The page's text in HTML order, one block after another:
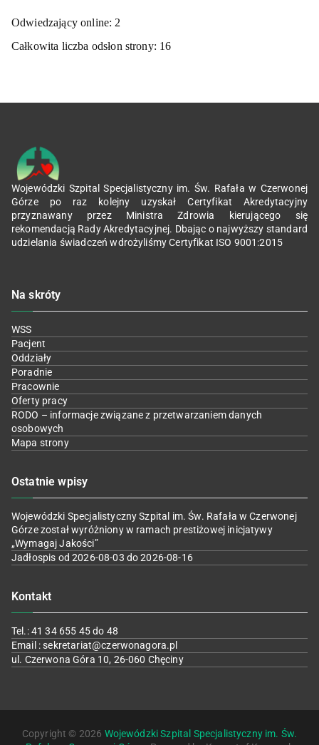
Odwiedzający online: 2
Całkowita liczba odsłon strony: 16
Wojewódzki Szpital Specjalistyczny im. Św. Rafała w Czerwonej
Górze po raz kolejny uzyskał Certyfikat Akredytacyjny
przyznawany przez Ministra Zdrowia kierującego się
rekomendacją Rady Akredytacyjnej. Dbając o najwyższy standard
udzielania świadczeń wdrożyliśmy Certyfikat ISO 9001:2015
Na skróty
WSS
Pacjent
Oddziały
Poradnie
Pracownie
Oferty pracy
RODO – informacje związane z przetwarzaniem danych
osobowych
Mapa strony
Ostatnie wpisy
Wojewódzki Specjalistyczny Szpital im. Św. Rafała w Czerwonej
Górze został wyróżniony w ramach prestiżowej inicjatywy
„Wymagaj Jakości”
Jadłospis od 2026-08-03 do 2026-08-16
Kontakt
Tel.: 41 34 655 45 do 48
Email : sekretariat@czerwonagora.pl
ul. Czerwona Góra 10, 26-060 Chęciny
Copyright © 2026 Wojewódzki Szpital Specjalistyczny im. Św.